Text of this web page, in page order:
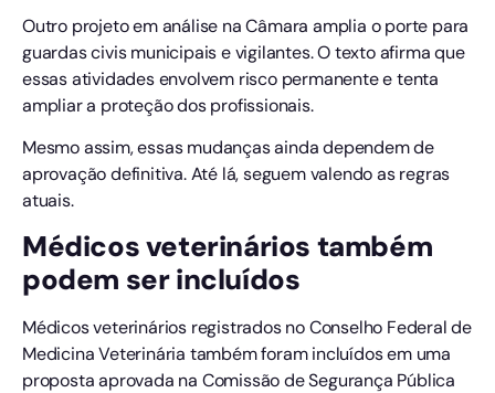
Outro projeto em análise na Câmara amplia o porte para
guardas civis municipais e vigilantes. O texto afirma que
essas atividades envolvem risco permanente e tenta
ampliar a proteção dos profissionais.
Mesmo assim, essas mudanças ainda dependem de
aprovação definitiva. Até lá, seguem valendo as regras
atuais.
Médicos veterinários também
podem ser incluídos
Médicos veterinários registrados no Conselho Federal de
Medicina Veterinária também foram incluídos em uma
proposta aprovada na Comissão de Segurança Pública